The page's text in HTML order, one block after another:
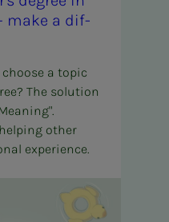
make a dif­
a topic
The solution
other
experience.